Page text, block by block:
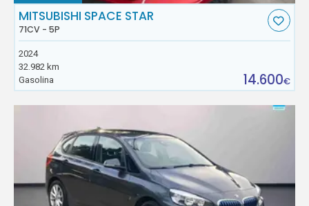
MITSUBISHI SPACE STAR
71CV - 5P
2024
32.982 km
Gasolina
14.600€